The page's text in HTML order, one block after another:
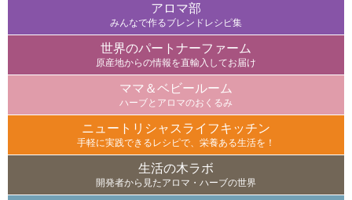
アロマ部
みんなで作るブレンドレシピ集
世界のパートナーファーム
原産地からの情報を直輸入してお届け
ママ＆ベビールーム
ハーブとアロマのおくるみ
ニュートリシャスライフキッチン
手軽に実践できるレシピで、栄養ある生活を！
生活の木ラボ
開発者から見たアロマ・ハーブの世界